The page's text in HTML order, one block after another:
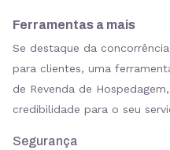
Ferramentas a mais
Se destaque da
para clientes, uma
de Revenda de
credibilidade para o seu
Segurança